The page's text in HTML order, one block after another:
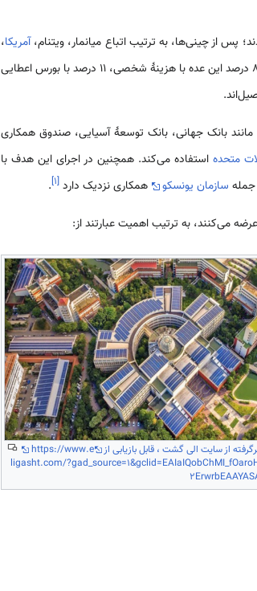
آمریکا،
و دیگر کشورها (از جمله ایران) قرار دارند. حدود ۸۰ درصد این عده با هزینهٔ شخصی، ۱۱ درصد با بورس اعطایی
بانک جهانی، بانک توسعهٔ آسیایی، صندوق همکاری
متحدهاستفاده می‌کند. همچنین در اجرای این هدف با
جمله سازمان یونسکو همکاری نزدیک دارد [۱]
.
می‌کنند، به ترتیب اهمیت عبارتند از:
از سایت الی گشت ، قابل بازیابی از
https://www.e
ligasht.com/